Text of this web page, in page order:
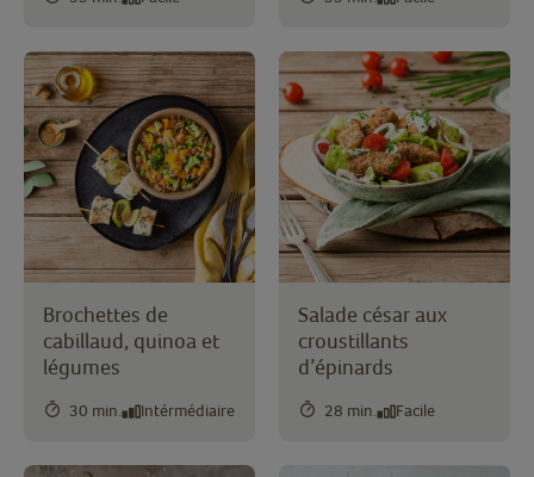
Brochettes de
cabillaud, quinoa et
légumes
30 min. Intérmédiaire
Salade césar aux
croustillants
d’épinards
28 min. Facile